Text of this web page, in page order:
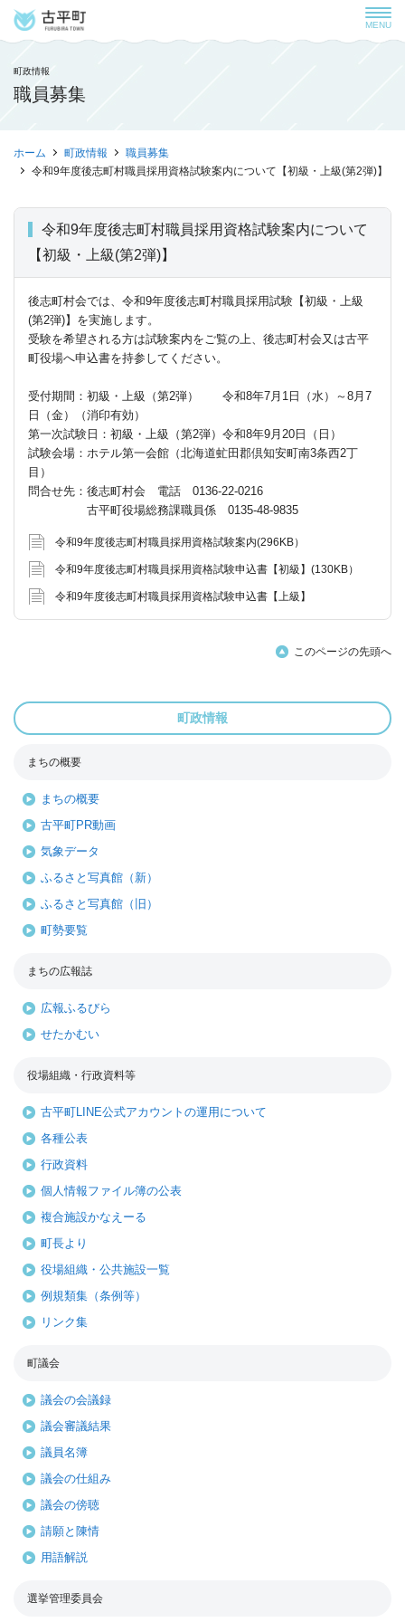
MENU
町政情報
職員募集
ホーム 町政情報
職員募集
令和9年度後志町村職員採用資格試験案内について【初級・上級(第2弾)】
令和9年度後志町村職員採用資格試験案内について
【初級・上級(第2弾)】
後志町村会では、令和9年度後志町村職員採用試験【初級・上級
(第2弾)】を実施します。
受験を希望される方は試験案内をご覧の上、後志町村会又は古平
町役場へ申込書を持参してください。
受付期間：初級・上級（第2弾） 令和8年7月1日（水）～8月7
日（金）（消印有効）
第一次試験日：初級・上級（第2弾）令和8年9月20日（日）
試験会場：ホテル第一会館（北海道虻田郡倶知安町南3条西2丁
目）
問合せ先：後志町村会 電話 0136-22-0216
古平町役場総務課職員係 0135-48-9835
令和9年度後志町村職員採用資格試験案内(296KB）
令和9年度後志町村職員採用資格試験申込書【初級】(130KB）
令和9年度後志町村職員採用資格試験申込書【上級】
このページの先頭へ
町政情報
まちの概要
まちの概要
古平町PR動画
気象データ
ふるさと写真館（新）
ふるさと写真館（旧）
町勢要覧
まちの広報誌
広報ふるびら
せたかむい
役場組織・行政資料等
古平町LINE公式アカウントの運用について
各種公表
行政資料
個人情報ファイル簿の公表
複合施設かなえーる
町長より
役場組織・公共施設一覧
例規類集（条例等）
リンク集
町議会
議会の会議録
議会審議結果
議員名簿
議会の仕組み
議会の傍聴
請願と陳情
用語解説
選挙管理委員会